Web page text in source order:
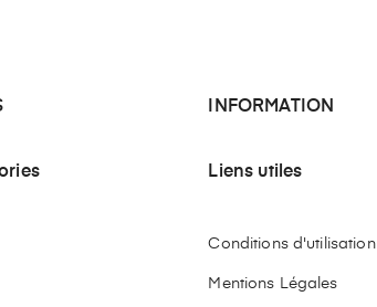
INFORMATION
Liens utiles
Conditions d'utilisation
Mentions Légales